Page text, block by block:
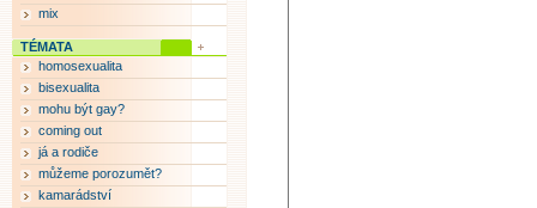
mix
TÉMATA
homosexualita
bisexualita
mohu být gay?
coming out
já a rodiče
můžeme porozumět?
kamarádství